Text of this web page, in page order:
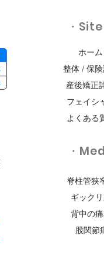
・
ホー
整体 / 保
産後矯正
フェイシ
よくある
・
脊柱管狭
ギック
背中の
股関節